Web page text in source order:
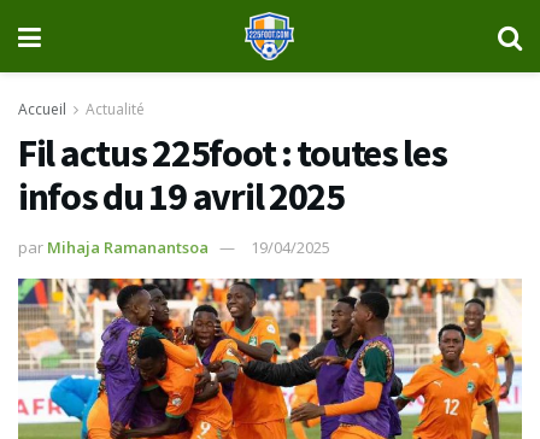
Accueil Actualité
Fil actus 225foot : toutes les
infos du 19 avril 2025
par Mihaja Ramanantsoa 19/04/2025